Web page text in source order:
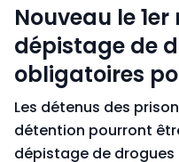
Nouveau le
dépistage de
obligatoires
Les détenus des
détention pourront
dépistage de